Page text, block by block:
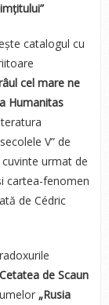
catalogul cu
cel mare ne
Humanitas
V” de
urmat de
cartea-fenomen
de Cédric
de Scaun
„Rusia